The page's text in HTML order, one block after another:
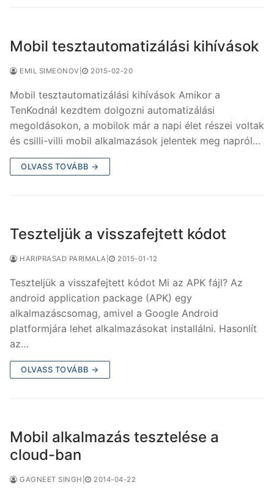
Mobil tesztautomatizálási kihívások
EMIL SIMEONOV 2015-02-20
Mobil tesztautomatizálási kihívások Amikor a
TenKodnál kezdtem dolgozni automatizálási
megoldásokon, a mobilok már a napi élet részei voltak
és csilli-villi mobil alkalmazások jelentek meg napról…
OLVASS TOVÁBB →
Teszteljük a visszafejtett kódot
HARIPRASAD PARIMALA 2015-01-12
Teszteljük a visszafejtett kódot Mi az APK fájl? Az
android application package (APK) egy
alkalmazáscsomag, amivel a Google Android
platformjára lehet alkalmazásokat installálni. Hasonlít
az…
OLVASS TOVÁBB →
Mobil alkalmazás tesztelése a
cloud-ban
GAGNEET SINGH 2014-04-22